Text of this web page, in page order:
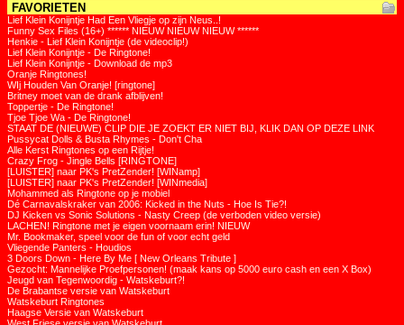
FAVORIETEN
Lief Klein Konijntje Had Een Vliegje op zijn Neus..!
Funny Sex Files (16+) ****** NIEUW NIEUW NIEUW ******
Henkie - Lief Klein Konijntje (de videoclip!)
Lief Klein Konijntje - De Ringtone!
Lief Klein Konijntje - Download de mp3
Oranje Ringtones!
WIj Houden Van Oranje! [ringtone]
Britney moet van de drank afblijven!
Toppertje - De Ringtone!
Tjoe Tjoe Wa - De Ringtone!
STAAT DE (NIEUWE) CLIP DIE JE ZOEKT ER NIET BIJ, KLIK DAN OP DEZE LINK
Pussycat Dolls & Busta Rhymes - Don't Cha
Alle Kerst Ringtones op een Rijtje!
Crazy Frog - Jingle Bells [RINGTONE]
[LUISTER] naar PK's PretZender! [WINamp]
[LUISTER] naar PK's PretZender! [WINmedia]
Mohammed als Ringtone op je mobiel
Dé Carnavalskraker van 2006: Kicked in the Nuts - Hoe Is Tie?!
DJ Kicken vs Sonic Solutions - Nasty Creep (de verboden video versie)
LACHEN! Ringtone met je eigen voornaam erin! NIEUW
Mr. Bookmaker, speel voor de fun of voor echt geld
Vliegende Panters - Houdios
3 Doors Down - Here By Me [ New Orleans Tribute ]
Gezocht: Mannelijke Proefpersonen! (maak kans op 5000 euro cash en een X Box)
Jeugd van Tegenwoordig - Watskeburt?!
De Brabantse versie van Watskeburt
Watskeburt Ringtones
Haagse Versie van Watskeburt